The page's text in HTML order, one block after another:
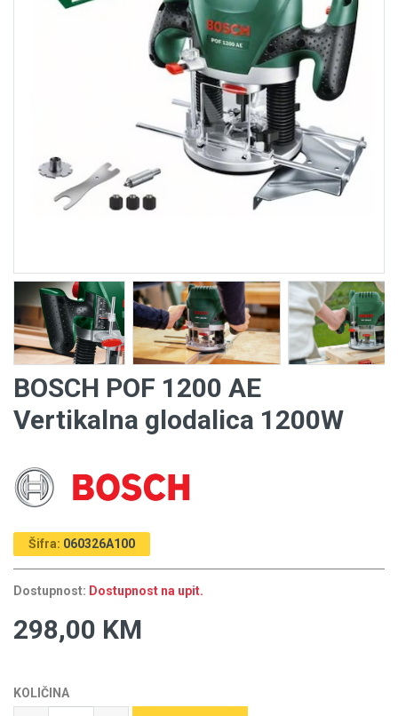
BOSCH POF 1200 AE
Vertikalna glodalica 1200W
Šifra: 060326A100
Dostupnost: Dostupnost na upit.
298,00 KM
KOLIČINA